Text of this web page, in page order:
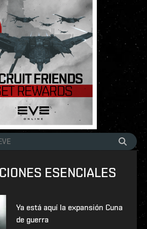
ESENCIALES
Ya está aquí la expansión Cuna
de guerra